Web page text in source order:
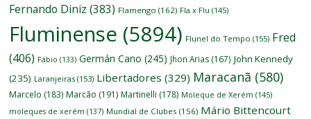
Fernando Diniz (383) Flamengo (162) Fla x Flu (145)
Fluminense (5894) Flunel do Tempo (155) Fred
(406) Fábio (133) Germán Cano (245) Jhon Arias (167) John Kennedy
(235) Laranjeiras (153) Libertadores (329) Maracanã (580)
Marcelo (183) Marcão (191) Martinelli (178) Moleque de Xerém (145)
moleques de xerém (137) Mundial de Clubes (156) Mário Bittencourt